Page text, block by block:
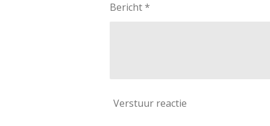
Bericht *
Verstuur reactie